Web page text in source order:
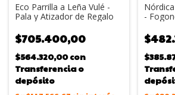
Eco Parrilla a Leña Vulé -
Pala y Atizador de Regalo
$705.400,00
$564.320,00con
Transferencia o
depósito
-